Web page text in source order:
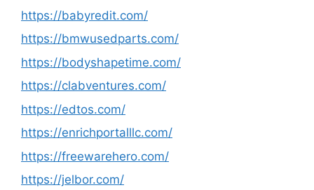
https://babyredit.com/
https://bmwusedparts.com/
https://bodyshapetime.com/
https://clabventures.com/
https://edtos.com/
https://enrichportalllc.com/
https://freewarehero.com/
https://jelbor.com/